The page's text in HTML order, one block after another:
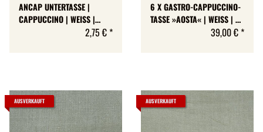
ANCAP UNTERTASSE |
CAPPUCCINO | WEISS |
2,75 € *
6 X GASTRO-CAPPUCCINO-
TASSE »AOSTA« | WEISS | A
+ B-WARE | MAX 167 ML
39,00 € *
AUSVERKAUFT AUSVERKAUFT